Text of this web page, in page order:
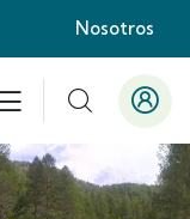
Nosotros